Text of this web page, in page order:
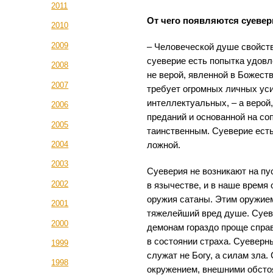
2011
2010
2009
2008
2007
2006
2005
2004
2003
2002
2001
2000
1999
1998
От чего появляются
– Человеческой душе
суеверие есть попытка
не верой, явленной в
требует огромных личных
интеллектуальных, – а
преданий и основанной на
таинственным. Суеверие
ложной.
Суеверия не возникают на
в язычестве, и в наше время
оружия сатаны. Этим
тяжелейший вред душе.
демонам гораздо проще
в состоянии страха.
служат не Богу, а силам
окружением, внешними